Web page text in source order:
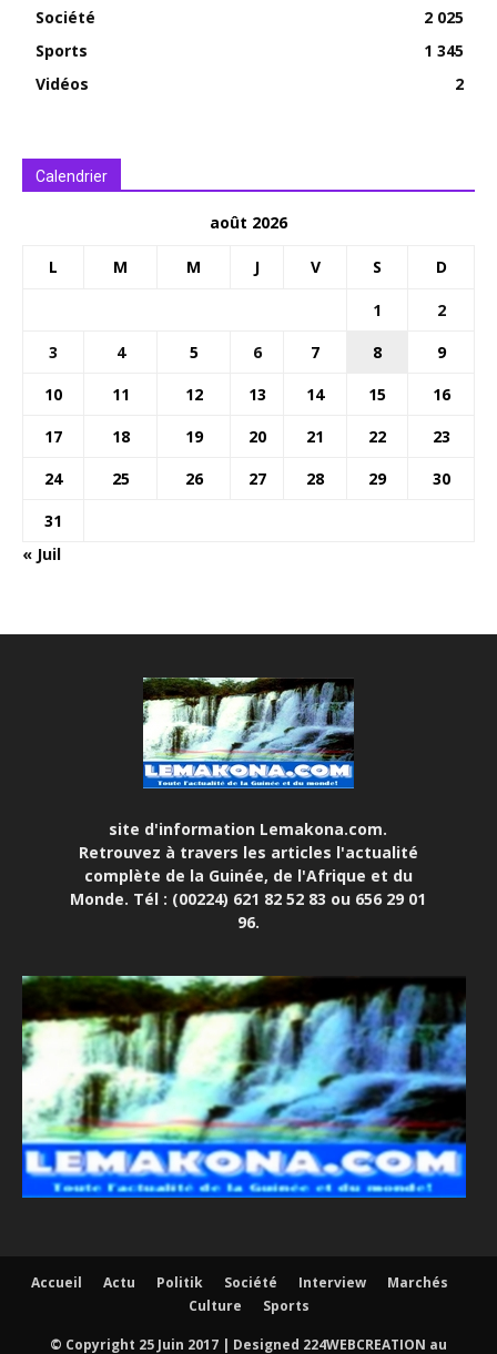
Société
2 025
Sports
1 345
Vidéos
2
Calendrier
août 2026
L M M J V S D
1
2
3
4 5 6 7 8
9
10
11 12 13 14 15
16
17
18 19 20 21 22
23
24
25 26 27 28 29
30
31
« Juil
site d'information Lemakona.com.
Retrouvez à travers les articles l'actualité
complète de la Guinée, de l'Afrique et du
Monde. Tél : (00224) 621 82 52 83 ou 656 29 01
96.
Accueil Actu Politik Société Interview
Marchés
Culture
Sports
© Copyright 25 Juin 2017 | Designed 224WEBCREATION au